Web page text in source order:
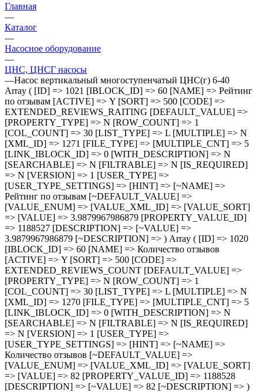
Главная
—
Каталог
—
Насосное оборудование
—
ЦНС, ЦНСГ насосы
—Насос вертикальный многоступенчатый ЦНС(г) 6-40
Array ( [ID] => 1021 [IBLOCK_ID] => 60 [NAME] => Рейтинг
по отзывам [ACTIVE] => Y [SORT] => 500 [CODE] =>
EXTENDED_REVIEWS_RAITING [DEFAULT_VALUE] =>
[PROPERTY_TYPE] => N [ROW_COUNT] => 1
[COL_COUNT] => 30 [LIST_TYPE] => L [MULTIPLE] => N
[XML_ID] => 1271 [FILE_TYPE] => [MULTIPLE_CNT] => 5
[LINK_IBLOCK_ID] => 0 [WITH_DESCRIPTION] => N
[SEARCHABLE] => N [FILTRABLE] => N [IS_REQUIRED]
=> N [VERSION] => 1 [USER_TYPE] =>
[USER_TYPE_SETTINGS] => [HINT] => [~NAME] =>
Рейтинг по отзывам [~DEFAULT_VALUE] =>
[VALUE_ENUM] => [VALUE_XML_ID] => [VALUE_SORT]
=> [VALUE] => 3.9879967986879 [PROPERTY_VALUE_ID]
=> 1188527 [DESCRIPTION] => [~VALUE] =>
3.9879967986879 [~DESCRIPTION] => ) Array ( [ID] => 1020
[IBLOCK_ID] => 60 [NAME] => Количество отзывов
[ACTIVE] => Y [SORT] => 500 [CODE] =>
EXTENDED_REVIEWS_COUNT [DEFAULT_VALUE] =>
[PROPERTY_TYPE] => N [ROW_COUNT] => 1
[COL_COUNT] => 30 [LIST_TYPE] => L [MULTIPLE] => N
[XML_ID] => 1270 [FILE_TYPE] => [MULTIPLE_CNT] => 5
[LINK_IBLOCK_ID] => 0 [WITH_DESCRIPTION] => N
[SEARCHABLE] => N [FILTRABLE] => N [IS_REQUIRED]
=> N [VERSION] => 1 [USER_TYPE] =>
[USER_TYPE_SETTINGS] => [HINT] => [~NAME] =>
Количество отзывов [~DEFAULT_VALUE] =>
[VALUE_ENUM] => [VALUE_XML_ID] => [VALUE_SORT]
=> [VALUE] => 82 [PROPERTY_VALUE_ID] => 1188528
[DESCRIPTION] => [~VALUE] => 82 [~DESCRIPTION] => )